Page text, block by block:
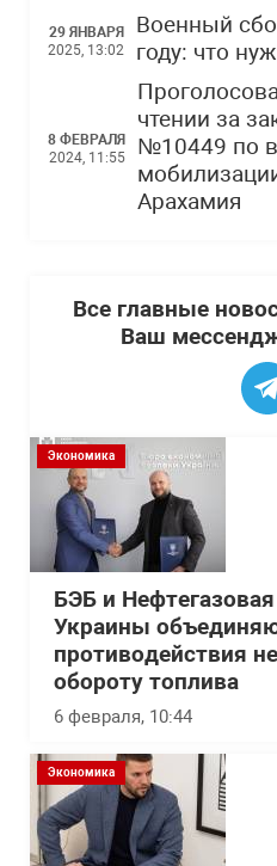
29 ЯНВАРЯ
2025, 13:02
Военный
году: что
8 ФЕВРАЛЯ
2024, 11:55
чтении за
№10449 по
Арахамия
Все главные
Ваш
Экономика
БЭБ и
Украины
противодействия
обороту топлива
6 февраля, 10:44
Экономика